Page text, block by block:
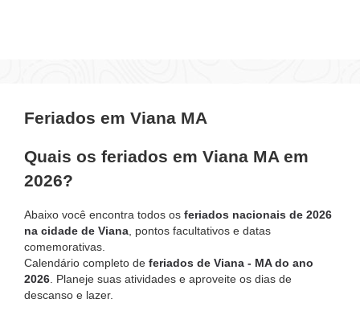
Feriados em Viana MA
Quais os feriados em Viana MA em
2026?
Abaixo você encontra todos os feriados nacionais de 2026
na cidade de Viana, pontos facultativos e datas
comemorativas.
Calendário completo de feriados de Viana - MA do ano
2026. Planeje suas atividades e aproveite os dias de
descanso e lazer.